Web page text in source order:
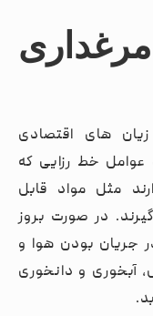
های اقتصادی
خط رزایی که
مثل مواد قابل
در صورت بروز
جریان بودن هوا و
آبخوری و دانخوری